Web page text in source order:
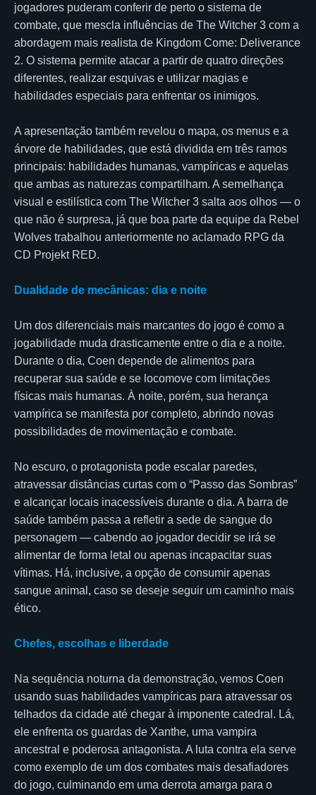
jogadores puderam conferir de perto o sistema de
combate, que mescla influências de The Witcher 3 com a
abordagem mais realista de Kingdom Come: Deliverance
2. O sistema permite atacar a partir de quatro direções
diferentes, realizar esquivas e utilizar magias e
habilidades especiais para enfrentar os inimigos.
A apresentação também revelou o mapa, os menus e a
árvore de habilidades, que está dividida em três ramos
principais: habilidades humanas, vampíricas e aquelas
que ambas as naturezas compartilham. A semelhança
visual e estilística com The Witcher 3 salta aos olhos — o
que não é surpresa, já que boa parte da equipe da Rebel
Wolves trabalhou anteriormente no aclamado RPG da
CD Projekt RED.
Dualidade de mecânicas: dia e noite
Um dos diferenciais mais marcantes do jogo é como a
jogabilidade muda drasticamente entre o dia e a noite.
Durante o dia, Coen depende de alimentos para
recuperar sua saúde e se locomove com limitações
físicas mais humanas. À noite, porém, sua herança
vampírica se manifesta por completo, abrindo novas
possibilidades de movimentação e combate.
No escuro, o protagonista pode escalar paredes,
atravessar distâncias curtas com o “Passo das Sombras”
e alcançar locais inacessíveis durante o dia. A barra de
saúde também passa a refletir a sede de sangue do
personagem — cabendo ao jogador decidir se irá se
alimentar de forma letal ou apenas incapacitar suas
vítimas. Há, inclusive, a opção de consumir apenas
sangue animal, caso se deseje seguir um caminho mais
ético.
Chefes, escolhas e liberdade
Na sequência noturna da demonstração, vemos Coen
usando suas habilidades vampíricas para atravessar os
telhados da cidade até chegar à imponente catedral. Lá,
ele enfrenta os guardas de Xanthe, uma vampira
ancestral e poderosa antagonista. A luta contra ela serve
como exemplo de um dos combates mais desafiadores
do jogo, culminando em uma derrota amarga para o